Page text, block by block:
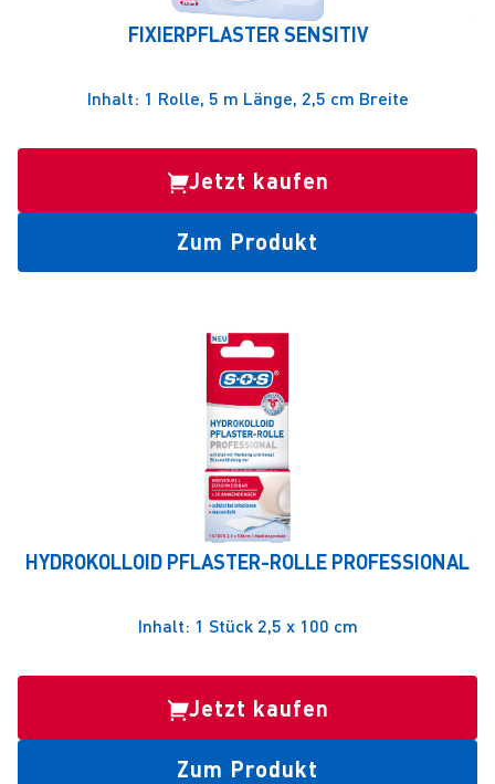
FIXIERPFLASTER SENSITIV
Inhalt: 1 Rolle, 5 m Länge, 2,5 cm Breite
Jetzt kaufen
Zum Produkt
HYDROKOLLOID PFLASTER-ROLLE PROFESSIONAL
Inhalt: 1 Stück 2,5 x 100 cm
Jetzt kaufen
Zum Produkt